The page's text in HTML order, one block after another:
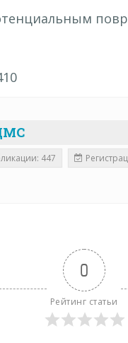
447
0
Рейтинг статьи